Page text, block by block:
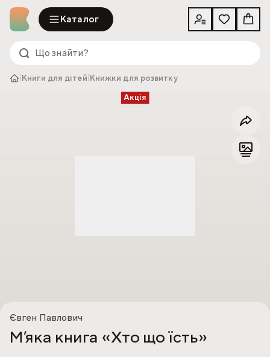
Каталог
Книги для дітей Книжки для розвитку
Акція
Євген Павлович
Мʼяка книга «Хто що їсть»